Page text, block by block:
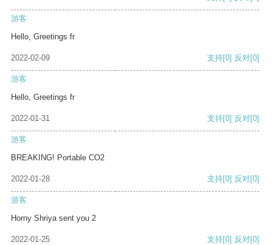
游客
Hello, Greetings fr
2022-02-09 支持[0] 反对[0]
游客
Hello, Greetings fr
2022-01-31 支持[0] 反对[0]
游客
BREAKING! Portable CO2
2022-01-28 支持[0] 反对[0]
游客
Horny Shriya sent you 2
2022-01-25 支持[0] 反对[0]